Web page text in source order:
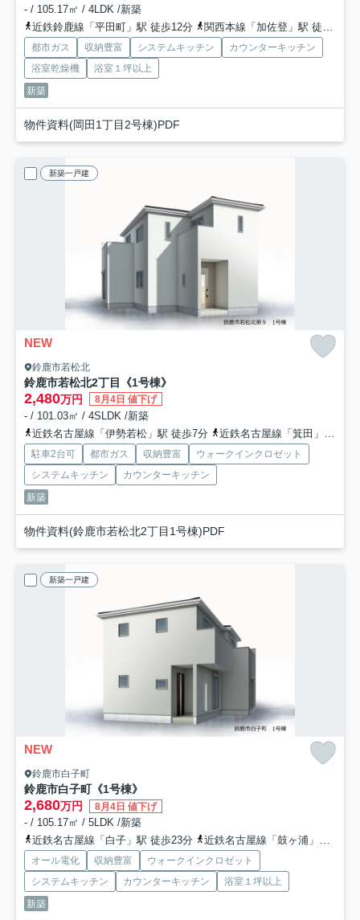
- / 105.17㎡ / 4LDK /新築
近鉄鈴鹿線「平田町」駅 徒歩12分
関西本線「加佐登」駅 徒歩24分
都市ガス 収納豊富 システムキッチン
カウンターキッチン
浴室乾燥機
浴室１坪以上
新築
物件資料(岡田1丁目2号棟)PDF
新築一戸建
NEW
鈴鹿市若松北
鈴鹿市若松北2丁目《1号棟》
2,480万円 8月4日 値下げ
- / 101.03㎡ / 4SLDK /新築
近鉄名古屋線「伊勢若松」駅 徒歩7分
近鉄名古屋線「箕田」駅 徒歩26分
駐車2台可 都市ガス 収納豊富
ウォークインクロゼット
システムキッチン
カウンターキッチン
新築
物件資料(鈴鹿市若松北2丁目1号棟)PDF
新築一戸建
NEW
鈴鹿市白子町
鈴鹿市白子町《1号棟》
2,680万円 8月4日 値下げ
- / 105.17㎡ / 5LDK /新築
近鉄名古屋線「白子」駅 徒歩23分
近鉄名古屋線「鼓ヶ浦」駅 徒歩25分
オール電化 収納豊富
ウォークインクロゼット
システムキッチン
カウンターキッチン
浴室１坪以上
新築